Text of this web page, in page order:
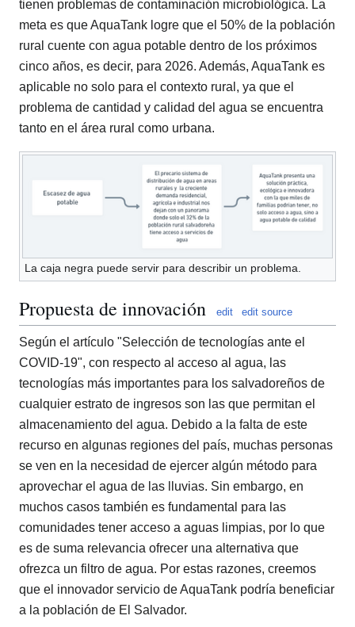
tienen problemas de contaminación microbiológica. La
meta es que AquaTank logre que el 50% de la población
rural cuente con agua potable dentro de los próximos
cinco años, es decir, para 2026. Además, AquaTank es
aplicable no solo para el contexto rural, ya que el
problema de cantidad y calidad del agua se encuentra
tanto en el área rural como urbana.
La caja negra puede servir para describir un problema.
Propuesta de innovación edit edit source
Según el artículo "Selección de tecnologías ante el
COVID-19", con respecto al acceso al agua, las
tecnologías más importantes para los salvadoreños de
cualquier estrato de ingresos son las que permitan el
almacenamiento del agua. Debido a la falta de este
recurso en algunas regiones del país, muchas personas
se ven en la necesidad de ejercer algún método para
aprovechar el agua de las lluvias. Sin embargo, en
muchos casos también es fundamental para las
comunidades tener acceso a aguas limpias, por lo que
es de suma relevancia ofrecer una alternativa que
ofrezca un filtro de agua. Por estas razones, creemos
que el innovador servicio de AquaTank podría beneficiar
a la población de El Salvador.